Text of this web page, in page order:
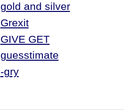
gold and silver
Grexit
GIVE GET
guesstimate
-gry